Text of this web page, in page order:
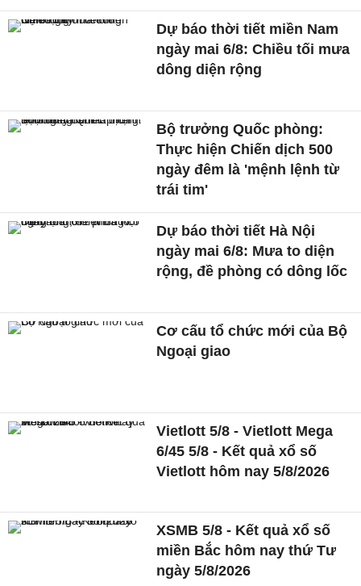
Dự báo thời tiết miền Nam
ngày mai 6/8: Chiều tối mưa
dông diện rộng
Bộ trưởng Quốc phòng:
Thực hiện Chiến dịch 500
ngày đêm là 'mệnh lệnh từ
trái tim'
Dự báo thời tiết Hà Nội
ngày mai 6/8: Mưa to diện
rộng, đề phòng có dông lốc
Cơ cấu tổ chức mới của Bộ
Ngoại giao
Vietlott 5/8 - Vietlott Mega
6/45 5/8 - Kết quả xổ số
Vietlott hôm nay 5/8/2026
XSMB 5/8 - Kết quả xổ số
miền Bắc hôm nay thứ Tư
ngày 5/8/2026